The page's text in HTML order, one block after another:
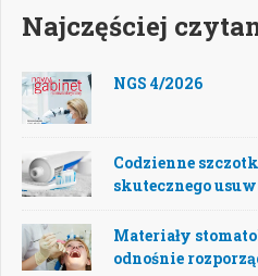
Najczęściej
NGS 4/2026
Codzienne
skutecznego
Materiały
odnośnie